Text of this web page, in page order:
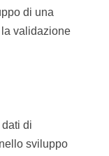
di una
validazione
di
sviluppo